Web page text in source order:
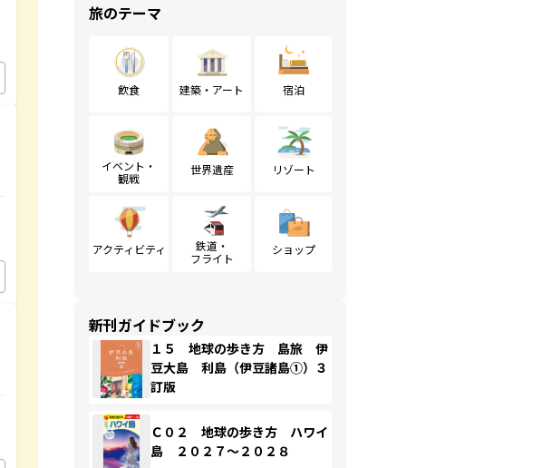
旅のテーマ
飲食 建築・アート 宿泊
イベント・
観戦
世界遺産 リゾート
アクティビティ
鉄道・
フライト
ショップ
新刊ガイドブック
１５ 地球の歩き方 島旅 伊
豆大島 利島（伊豆諸島①）３
訂版
Ｃ０２ 地球の歩き方 ハワイ
島 ２０２７～２０２８